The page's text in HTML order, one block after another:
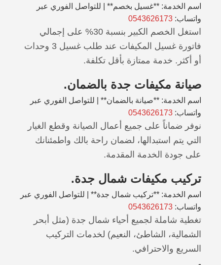
اسم الخدمة: **غسيل بخصم** | للتواصل الفوري عبر
واتساب: 0543626173
استغل الخصم الكبير بنسبة 30% على إجمالي
فاتورة غسيل المكيفات عند طلب غسيل 3 وحدات
أو أكثر. خدمة ممتازة بأقل تكلفة.
صيانة مكيفات جدة بالضمان.
اسم الخدمة: **صيانة بالضمان** | للتواصل الفوري عبر
واتساب: 0543626173
نوفر ضماناً على جميع أعمال الصيانة وقطع الغيار
التي يتم استبدالها، لضمان راحة بالك واطمئنانك
على جودة الخدمة المقدمة.
تركيب مكيفات شمال جدة.
اسم الخدمة: **تركيب شمال جدة** | للتواصل الفوري عبر
واتساب: 0543626173
تغطية شاملة لجميع أحياء شمال جدة (مثل أبحر
الشمالية، الشاطئ، النعيم) لخدمات التركيب
السريع والاحترافي.